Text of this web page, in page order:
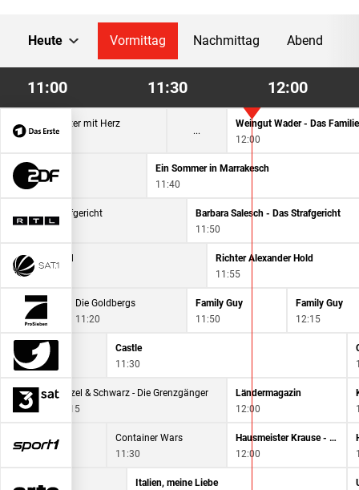
Heute Vormittag Nachmittag Abend
11:00 11:30 12:00
Tierärzte - Retter mit Herz
Weingut Wader - Das
12:00
ruhiger
Ein Sommer in Marrakesch
11:40
- Das Strafgericht
Barbara Salesch - Das Strafgericht
11:50
Alexander Hold
Richter Alexander Hold
11:55
Die Goldbergs
11:20
Family Guy
11:50
Family Guy
12:15
Castle
11:30
Bezzel & Schwarz - Die Grenzgänger
11:15
Ländermagazin
12:00
Container Wars
11:30
Hausmeister Krause - Ordnung muss sein
12:00
Italien, meine Liebe